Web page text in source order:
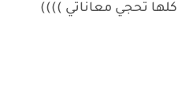
كلها تحجي معاناتي ))))